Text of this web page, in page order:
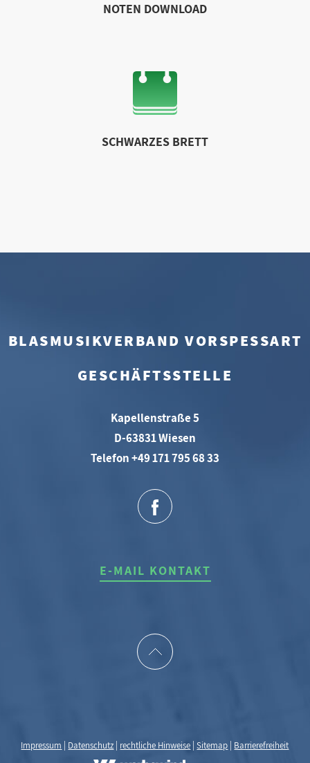
NOTEN DOWNLOAD
SCHWARZES BRETT
BLASMUSIKVERBAND VORSPESSART
GESCHÄFTSSTELLE
Kapellenstraße 5
D-63831 Wiesen
Telefon +49 171 795 68 33
E-MAIL KONTAKT
Impressum Datenschutz rechtliche Hinweise |Sitemap Barrierefreiheit